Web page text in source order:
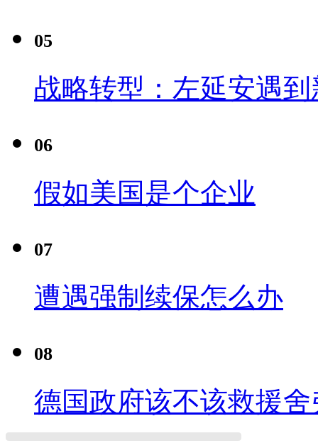
05
战略转型：左延安遇
06
假如美国是个企业
07
遭遇强制续保怎么办
08
德国政府该不该救援舍